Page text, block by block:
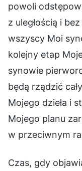
powoli
z uległością i
wszyscy Moi
kolejny etap
synowie
będą rządzić
Mojego dzieła i
Mojego planu
w przeciwnym
Czas, gdy